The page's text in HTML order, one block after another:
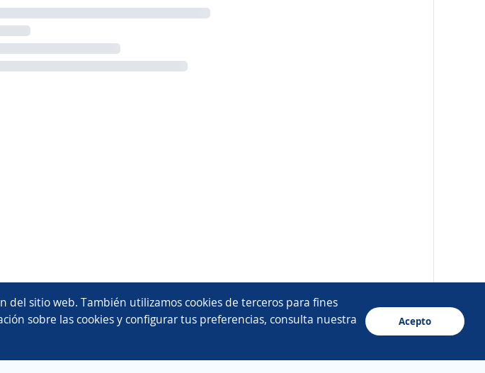
del sitio web. También utilizamos cookies de terceros para fines
sobre las cookies y configurar tus preferencias, consulta nuestra
Acepto